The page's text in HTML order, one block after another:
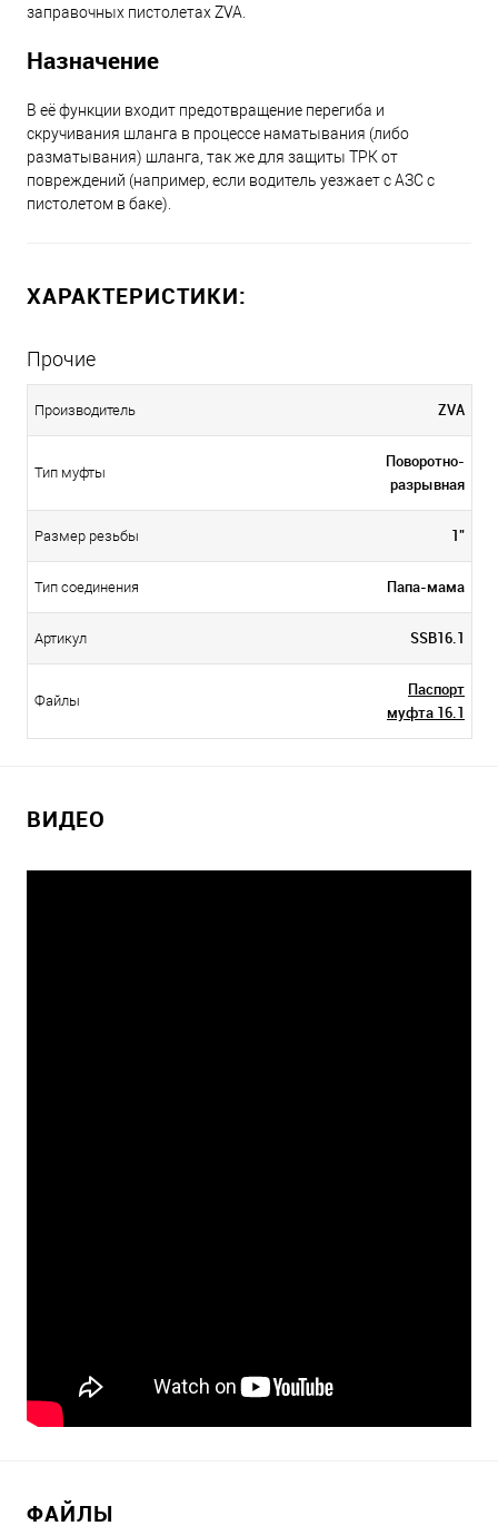
заправочных пистолетах ZVA.
Назначение
В её функции входит предотвращение перегиба и
скручивания шланга в процессе наматывания (либо
разматывания) шланга, так же для защиты ТРК от
повреждений (например, если водитель уезжает с АЗС с
пистолетом в баке).
ХАРАКТЕРИСТИКИ:
Прочие
Производитель ZVA
Тип муфты
Поворотно-
разрывная
Размер резьбы 1"
Тип соединения Папа-мама
Артикул SSB16.1
Файлы
Паспорт
муфта 16.1
ВИДЕО
ФАЙЛЫ